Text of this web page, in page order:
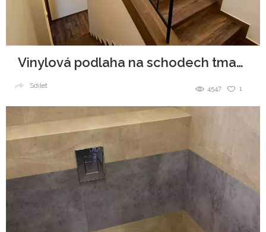
Vinylová podlaha na schodech tmavší dekor
1
4547
Sdílet